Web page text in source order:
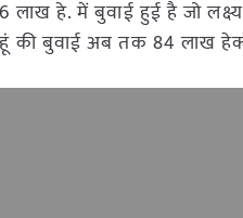
लाख हे. में बुवाई हुई है जो
गेहूं की बुवाई अब तक 84 लाख